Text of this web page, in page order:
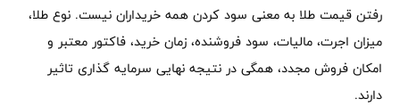
رفتن قیمت طلا به معنی سود کردن همه خریداران نیست. نوع طلا،
میزان اجرت، مالیات، سود فروشنده، زمان خرید، فاکتور معتبر و
امکان فروش مجدد، همگی در نتیجه نهایی سرمایه گذاری تاثیر
دارند.